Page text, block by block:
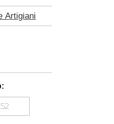
Artigiani
52